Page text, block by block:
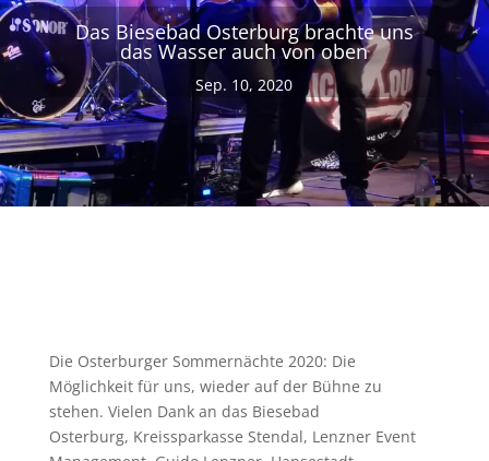
Das Biesebad Osterburg brachte uns
das Wasser auch von oben
Sep. 10, 2020
Die Osterburger Sommernächte 2020: Die
Möglichkeit für uns, wieder auf der Bühne zu
stehen. Vielen Dank an das Biesebad
Osterburg, Kreissparkasse Stendal, Lenzner Event